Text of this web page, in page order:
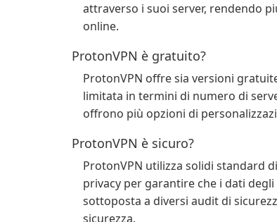
attraverso i suoi server, rendendo
online.
ProtonVPN è gratuito?
ProtonVPN offre sia versioni
limitata in termini di numero di
offrono più opzioni di
ProtonVPN è sicuro?
ProtonVPN utilizza solidi standard
privacy per garantire che i dati
sottoposta a diversi audit di
sicurezza.